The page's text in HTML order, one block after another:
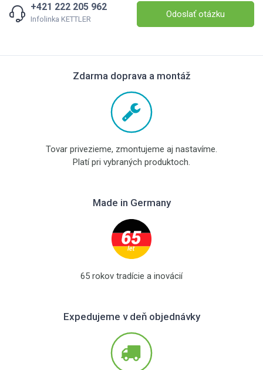
+421 222 205 962
Infolinka KETTLER Odoslať otázku
Zdarma doprava a montáž
Tovar privezieme, zmontujeme aj nastavíme.
Platí pri vybraných produktoch.
Made in Germany
65 rokov tradície a inovácií
Expedujeme v deň objednávky